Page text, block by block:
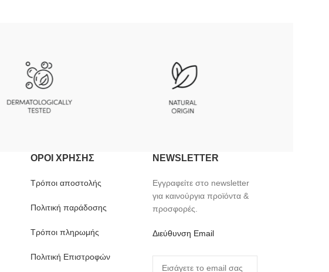
ΟΡΟΙ ΧΡΗΣΗΣ
Τρόποι αποστολής
Πολιτική παράδοσης
Τρόποι πληρωμής
Πολιτική Επιστροφών
NEWSLETTER
Εγγραφείτε στο newsletter
για καινούργια προϊόντα &
προσφορές.
Διεύθυνση Email